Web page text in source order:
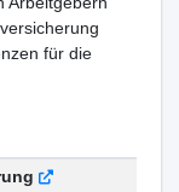
für die